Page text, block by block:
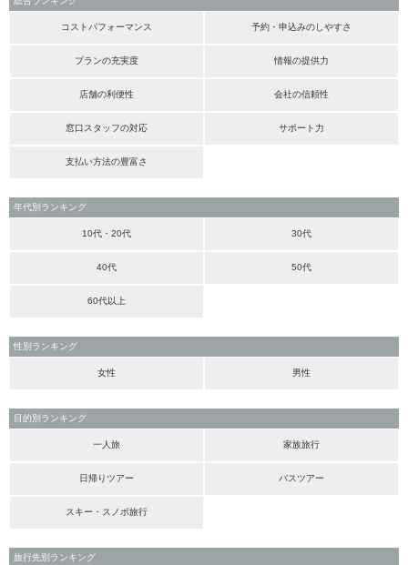
コストパフォーマンス 予約・申込みのしやすさ
プランの充実度 情報の提供力
店舗の利便性 会社の信頼性
窓口スタッフの対応 サポート力
支払い方法の豊富さ
年代別ランキング
10代・20代 30代
40代 50代
60代以上
性別ランキング
女性 男性
目的別ランキング
一人旅 家族旅行
日帰りツアー バスツアー
スキー・スノボ旅行
旅行先別ランキング